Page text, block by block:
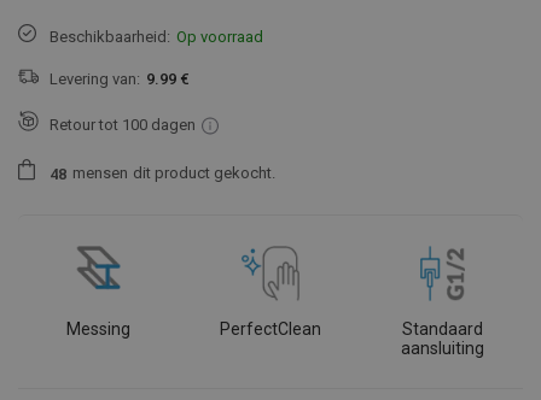
Beschikbaarheid: Op voorraad
Levering van: 9.99 €
Retour tot 100 dagen
48 mensen dit product gekocht.
Messing PerfectClean
Standaard
aansluiting